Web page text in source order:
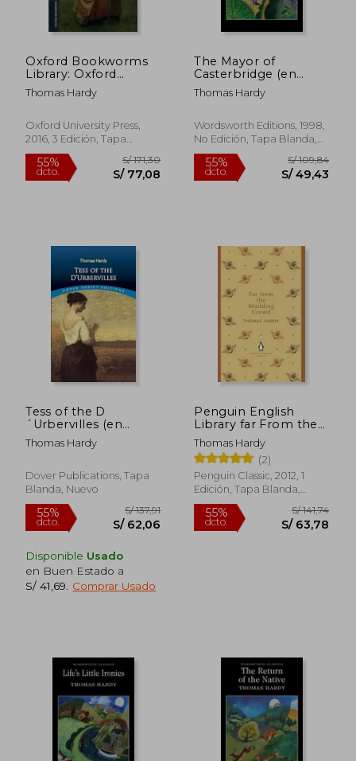
55% S/ 157,03 55%
55% 55%
Oxford Bookworms
Library: Oxford
Bookworms 5. Far
From the Madding
Inglés)
Thomas Hardy
Oxford University Press,
2016, 3 Edición, Tapa
Blanda, Nuevo
The Mayor of
Casterbridge (en
Inglés)
Thomas Hardy
Wordsworth Editions, 1998,
No Edición, Tapa Blanda,
Nuevo
Tess of the D
´Urbervilles (en
Inglés)
Thomas Hardy
Dover Publications, Tapa
Blanda, Nuevo
Disponible Usado
en Buen Estado a
S/ 41,69
Comprar Usado
Penguin English
Library far From the
Madding Crowd (The
Penguin English
Library) (en Inglés)
Thomas Hardy
(2)
Penguin Classic, 2012, 1
Edición, Tapa Blanda,
Nuevo